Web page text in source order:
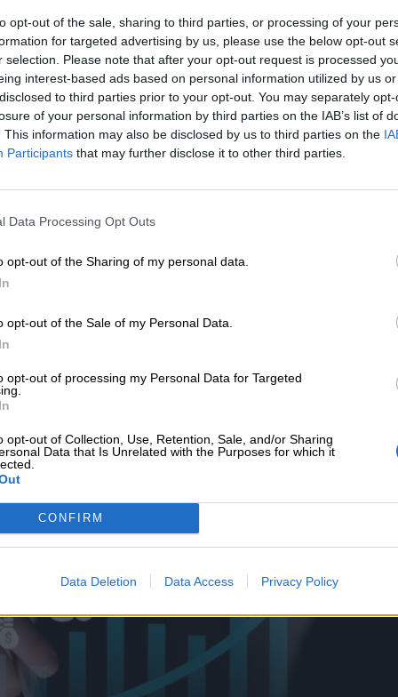
opt-out of the sale, sharing to third parties, or processing of your
for targeted advertising by us, please use the below opt-out
selection. Please note that after your opt-out request is processed
interest-based ads based on personal information utilized by us
to third parties prior to your opt-out. You may separately
of your personal information by third parties on the IAB’s list of
This information may also be disclosed by us to third parties on the
Participants that may further disclose it to other third parties.
Data Processing Opt Outs
opt-out of the Sharing of my personal data.
opt-out of the Sale of my Personal Data.
opt-out of processing my Personal Data for Targeted
opt-out of Collection, Use, Retention, Sale, and/or Sharing
Data that Is Unrelated with the Purposes for which it
CONFIRM
Data Deletion Data Access Privacy Policy
του «νυχτερινού ρίσκου» είναι
μόνο μια ασθένεια·
υγείας να ανταποκριθεί τη στιγμή
οι επιλογές του πιο περιορισμένες.
nextdeal.grως
ενημέρωσης στο Google
τη νύχτα»
ασφάλιση κατοικιδίων
ροή